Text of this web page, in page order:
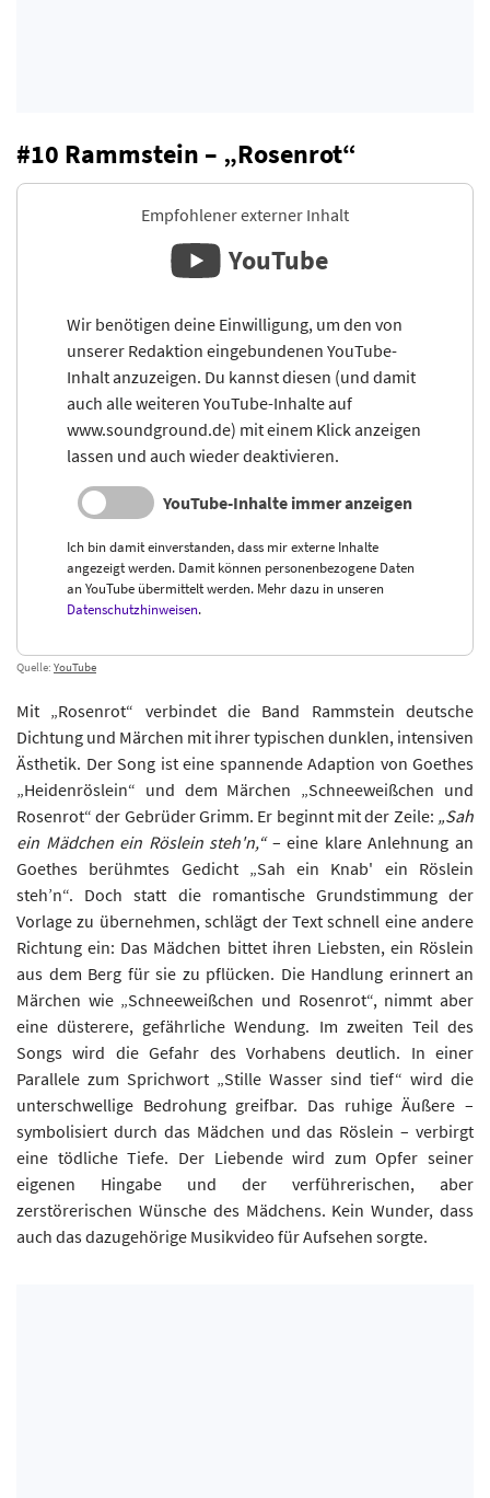
#10 Rammstein – „Rosenrot“
Empfohlener externer Inhalt
YouTube
Wir benötigen deine Einwilligung, um den von
unserer Redaktion eingebundenen YouTube-
Inhalt anzuzeigen. Du kannst diesen (und damit
auch alle weiteren YouTube-Inhalte auf
www.soundground.de) mit einem Klick anzeigen
lassen und auch wieder deaktivieren.
YouTube-Inhalte immer anzeigen
Ich bin damit einverstanden, dass mir externe Inhalte
angezeigt werden. Damit können personenbezogene Daten
an YouTube übermittelt werden. Mehr dazu in unseren
Datenschutzhinweisen.
Quelle: YouTube
Mit „Rosenrot“ verbindet die Band Rammstein deutsche
Dichtung und Märchen mit ihrer typischen dunklen, intensiven
Ästhetik. Der Song ist eine spannende Adaption von Goethes
„Heidenröslein“ und dem Märchen „Schneeweißchen und
Rosenrot“ der Gebrüder Grimm. Er beginnt mit der Zeile: „Sah
ein Mädchen ein Röslein steh'n,“– eine klare Anlehnung an
Goethes berühmtes Gedicht „Sah ein Knab' ein Röslein
steh’n“. Doch statt die romantische Grundstimmung der
Vorlage zu übernehmen, schlägt der Text schnell eine andere
Richtung ein: Das Mädchen bittet ihren Liebsten, ein Röslein
aus dem Berg für sie zu pflücken. Die Handlung erinnert an
Märchen wie „Schneeweißchen und Rosenrot“, nimmt aber
eine düsterere, gefährliche Wendung. Im zweiten Teil des
Songs wird die Gefahr des Vorhabens deutlich. In einer
Parallele zum Sprichwort „Stille Wasser sind tief“ wird die
unterschwellige Bedrohung greifbar. Das ruhige Äußere –
symbolisiert durch das Mädchen und das Röslein – verbirgt
eine tödliche Tiefe. Der Liebende wird zum Opfer seiner
eigenen Hingabe und der verführerischen, aber
zerstörerischen Wünsche des Mädchens. Kein Wunder, dass
auch das dazugehörige Musikvideo für Aufsehen sorgte.